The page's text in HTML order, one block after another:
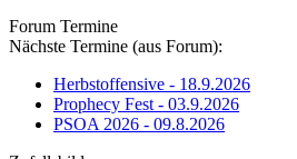
Forum Termine
Nächste Termine (aus Forum):
Herbstoffensive - 18.9.2026
Prophecy Fest - 03.9.2026
PSOA 2026 - 09.8.2026